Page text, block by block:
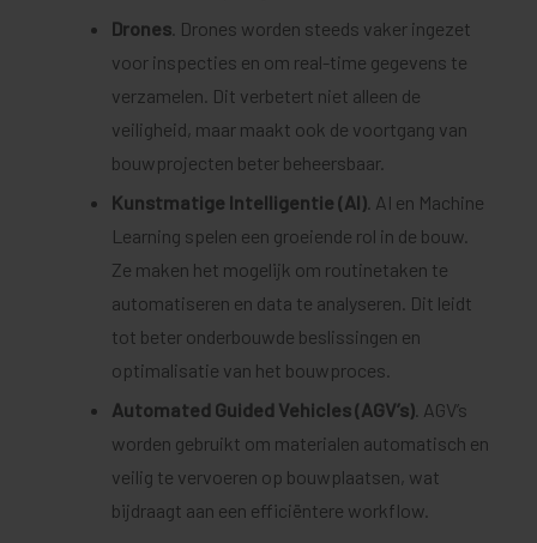
Drones . Drones worden steeds vaker ingezet
voor inspecties en om real-time gegevens te
verzamelen. Dit verbetert niet alleen de
veiligheid, maar maakt ook de voortgang van
bouwprojecten beter beheersbaar.
Kunstmatige Intelligentie (AI) . AI en Machine
Learning spelen een groeiende rol in de bouw.
Ze maken het mogelijk om routinetaken te
automatiseren en data te analyseren. Dit leidt
tot beter onderbouwde beslissingen en
optimalisatie van het bouwproces.
Automated Guided Vehicles (AGV’s) . AGV’s
worden gebruikt om materialen automatisch en
veilig te vervoeren op bouwplaatsen, wat
bijdraagt aan een efficiëntere workflow.